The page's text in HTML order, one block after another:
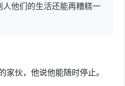
他们的生活还能再糟糕一
伙，他说他能随时停止。